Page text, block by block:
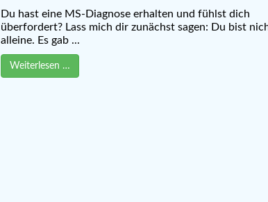
Du hast eine MS-Diagnose erhalten und fühlst dich
überfordert? Lass mich dir zunächst sagen: Du bist
alleine. Es gab ...
Weiterlesen …